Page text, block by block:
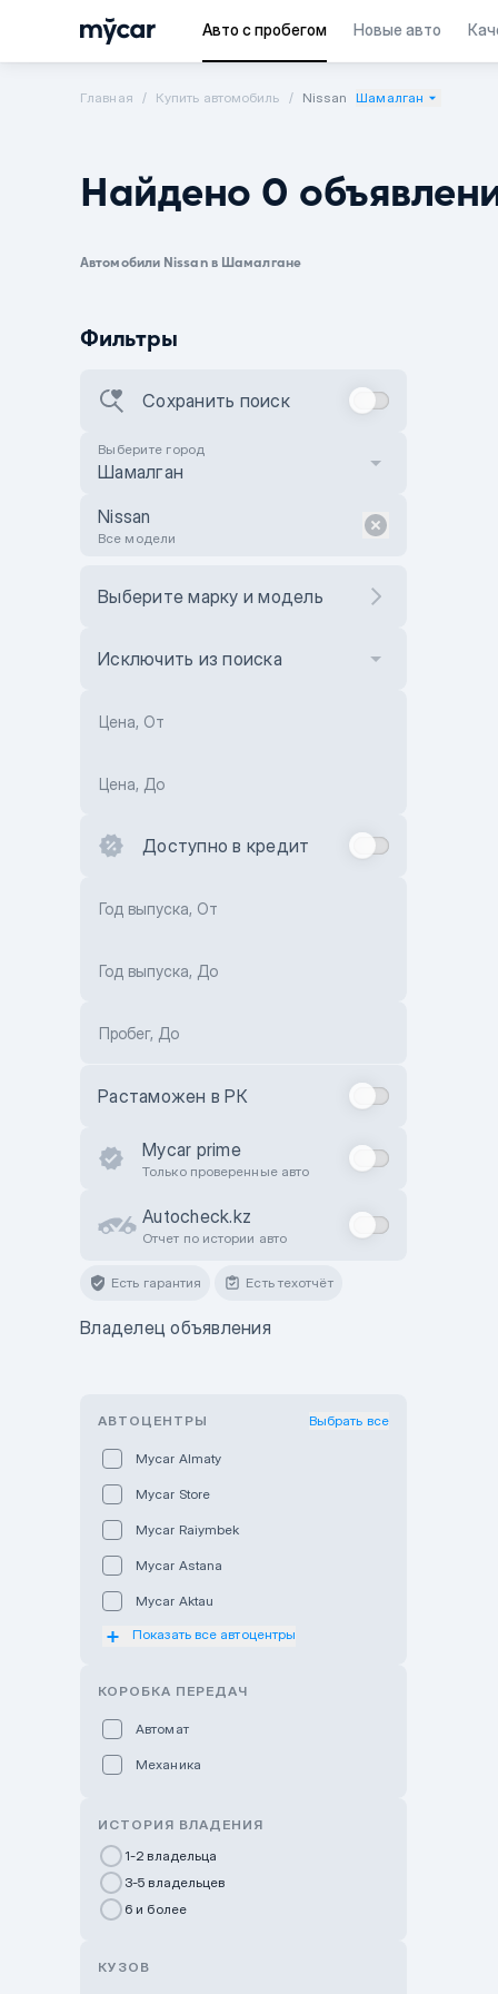
Авто с пробегом Новые авто
Главная Купить автомобиль Nissan Шамалган
Найдено 0
Автомобили Nissan в Шамалгане
Фильтры
Сохранить поиск
Выберите город
Шамалган
Nissan
Все модели
Выберите марку и модель
Исключить из поиска
Цена, От
Цена, До
Доступно в кредит
Год выпуска, От
Год выпуска, До
Пробег, До
Растаможен в РК
Mycar prime
Только проверенные авто
Autocheck.kz
Отчет по истории авто
Есть гарантия Есть техотчёт
Владелец объявления
АВТОЦЕНТРЫ Выбрать все
Mycar Almaty
Mycar Store
Mycar Raiymbek
Mycar Astana
Mycar Aktau
Mycar Uralsk
GWM Nurly Zhol
Chery Astana
Показать все автоцентры
КОРОБКА ПЕРЕДАЧ
Автомат
Механика
ИСТОРИЯ ВЛАДЕНИЯ
1-2 владельца
3-5 владельцев
6 и более
КУЗОВ